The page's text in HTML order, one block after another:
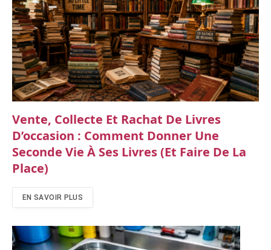
Vente, Collecte Et Rachat De Livres
D’occasion : Comment Donner Une
Seconde Vie À Ses Livres (et Faire De La
Place)
EN SAVOIR PLUS